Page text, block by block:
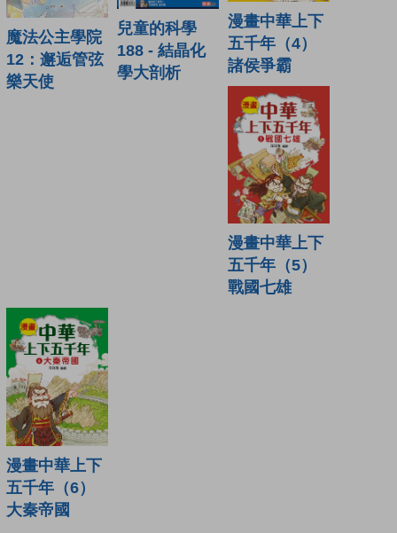
魔法公主學院
12：邂逅管弦
樂天使
兒童的科學
188 - 結晶化
學大剖析
漫畫中華上下
五千年（4）
諸侯爭霸
漫畫中華上下
五千年（5）
戰國七雄
漫畫中華上下
五千年（6）
大秦帝國